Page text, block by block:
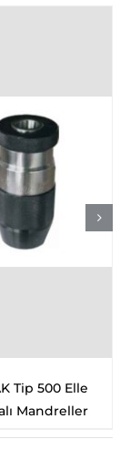
PLD CH.TT Diş Tamir
Takımları (Helıcoıl